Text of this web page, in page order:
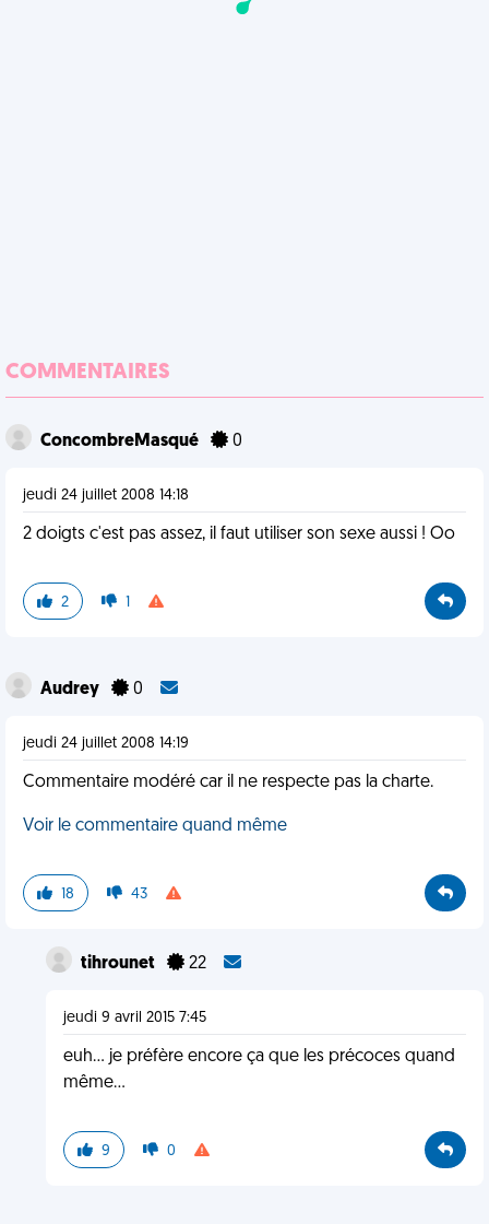
COMMENTAIRES
ConcombreMasqué 0
jeudi 24 juillet 2008 14:18
2 doigts c'est pas assez, il faut utiliser son sexe aussi ! Oo
2 1
Audrey 0
jeudi 24 juillet 2008 14:19
Commentaire modéré car il ne respecte pas la charte.
Voir le commentaire quand même
18 43
tihrounet 22
jeudi 9 avril 2015 7:45
euh... je préfère encore ça que les précoces quand
même...
9 0